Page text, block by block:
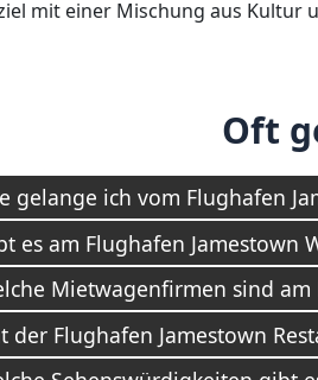
mit einer Mischung aus Kultur
Oft
gelange ich vom Flughafen
es am Flughafen Jamestown
Mietwagenfirmen sind
der Flughafen Jamestown